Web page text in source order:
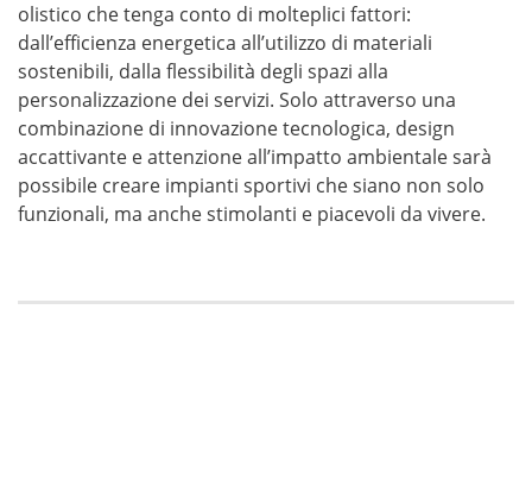
olistico che tenga conto di molteplici fattori:
dall’efficienza energetica all’utilizzo di materiali
sostenibili, dalla flessibilità degli spazi alla
personalizzazione dei servizi. Solo attraverso una
combinazione di innovazione tecnologica, design
accattivante e attenzione all’impatto ambientale sarà
possibile creare impianti sportivi che siano non solo
funzionali, ma anche stimolanti e piacevoli da vivere.